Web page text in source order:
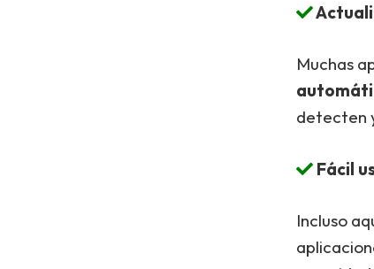
Muchas
detecten
Fácil
Incluso